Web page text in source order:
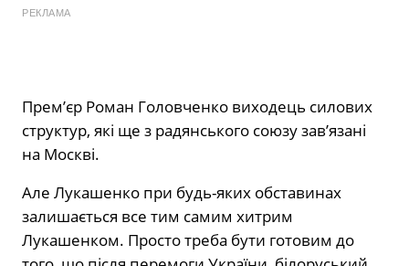
РЕКЛАМА
Прем’єр Роман Головченко виходець силових
структур, які ще з радянського союзу зав’язані
на Москві.
Але Лукашенко при будь-яких обставинах
залишається все тим самим хитрим
Лукашенком. Просто треба бути готовим до